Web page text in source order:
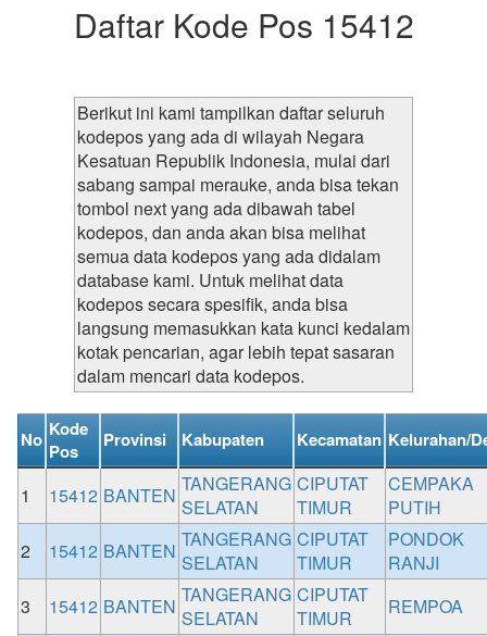
Daftar Kode Pos 15412
Berikut ini kami tampilkan daftar seluruh
kodepos yang ada di wilayah Negara
Kesatuan Republik Indonesia, mulai dari
sabang sampai merauke, anda bisa tekan
tombol next yang ada dibawah tabel
kodepos, dan anda akan bisa melihat
semua data kodepos yang ada didalam
database kami. Untuk melihat data
kodepos secara spesifik, anda bisa
langsung memasukkan kata kunci kedalam
kotak pencarian, agar lebih tepat sasaran
dalam mencari data kodepos.
No Kode
Pos
Provinsi Kabupaten Kecamatan Kelurahan/
1 15412 BANTEN TANGERANG
SELATAN
CIPUTAT
TIMUR
CEMPAKA
PUTIH
2
15412 BANTEN TANGERANG
SELATAN
CIPUTAT
TIMUR
PONDOK
RANJI
3
15412 BANTEN TANGERANG
SELATAN
CIPUTAT
TIMUR
REMPOA